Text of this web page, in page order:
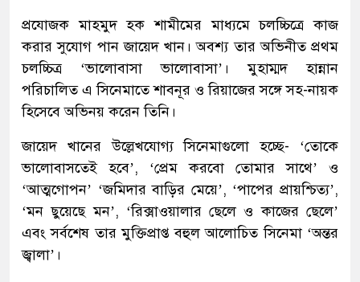
প্রযোজক মাহমুদ হক শামীমের মাধ্যমে চলচ্চিত্রে কাজ
করার সুযোগ পান জায়েদ খান। অবশ্য তার অভিনীত প্রথম
চলচ্চিত্র ‘ভালোবাসা ভালোবাসা’। মুহাম্মদ হান্নান
পরিচালিত এ সিনেমাতে শাবনূর ও রিয়াজের সঙ্গে সহ-নায়ক
হিসেবে অভিনয় করেন তিনি।
জায়েদ খানের উল্লেখযোগ্য সিনেমাগুলো হচ্ছে- ‘তোকে
ভালোবাসতেই হবে’, ‘প্রেম করবো তোমার সাথে’ ও
‘আত্মগোপন’ ‘জমিদার বাড়ির মেয়ে’, ‘পাপের প্রায়শ্চিত্য’,
‘মন ছুয়েছে মন’, ‘রিক্সাওয়ালার ছেলে ও কাজের ছেলে’
এবং সর্বশেষ তার মুক্তিপ্রাপ্ত বহুল আলোচিত সিনেমা ‘অন্তর
জ্বালা’।